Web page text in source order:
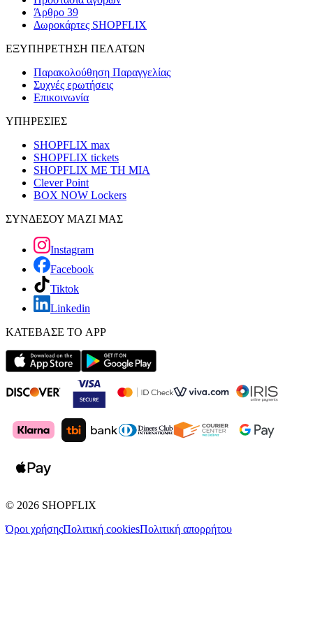
Άρθρο 39
Δωροκάρτες SHOPFLIX
ΕΞΥΠΗΡΕΤΗΣΗ ΠΕΛΑΤΩΝ
Παρακολούθηση Παραγγελίας
Συχνές ερωτήσεις
Επικοινωνία
ΥΠΗΡΕΣΙΕΣ
SHOPFLIX max
SHOPFLIX tickets
SHOPFLIX ΜΕ ΤΗ ΜΙΑ
Clever Point
BOX NOW Lockers
ΣΥΝΔΕΣΟΥ ΜΑΖΙ ΜΑΣ
Instagram
Facebook
Tiktok
Linkedin
ΚΑΤΕΒΑΣΕ ΤΟ APP
© 2026 SHOPFLIX
Όροι χρήσηςΠολιτική cookiesΠολιτική απορρήτου